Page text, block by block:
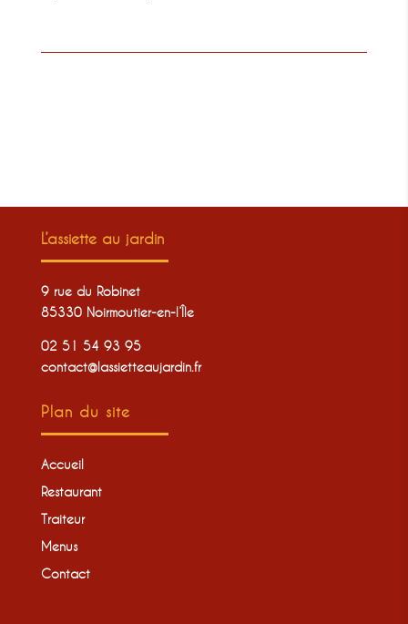
L’assiette au jardin
9 rue du Robinet
85330 Noirmoutier-en-l’Île
02 51 54 93 95
contact@lassietteaujardin.fr
Plan du site
Accueil
Restaurant
Traiteur
Menus
Contact